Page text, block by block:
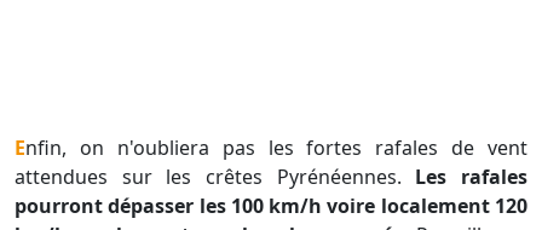
Enfin, on n'oubliera pas les fortes rafales de vent
attendues sur les crêtes Pyrénéennes. Les rafales
pourront dépasser les 100 km/h voire localement 120